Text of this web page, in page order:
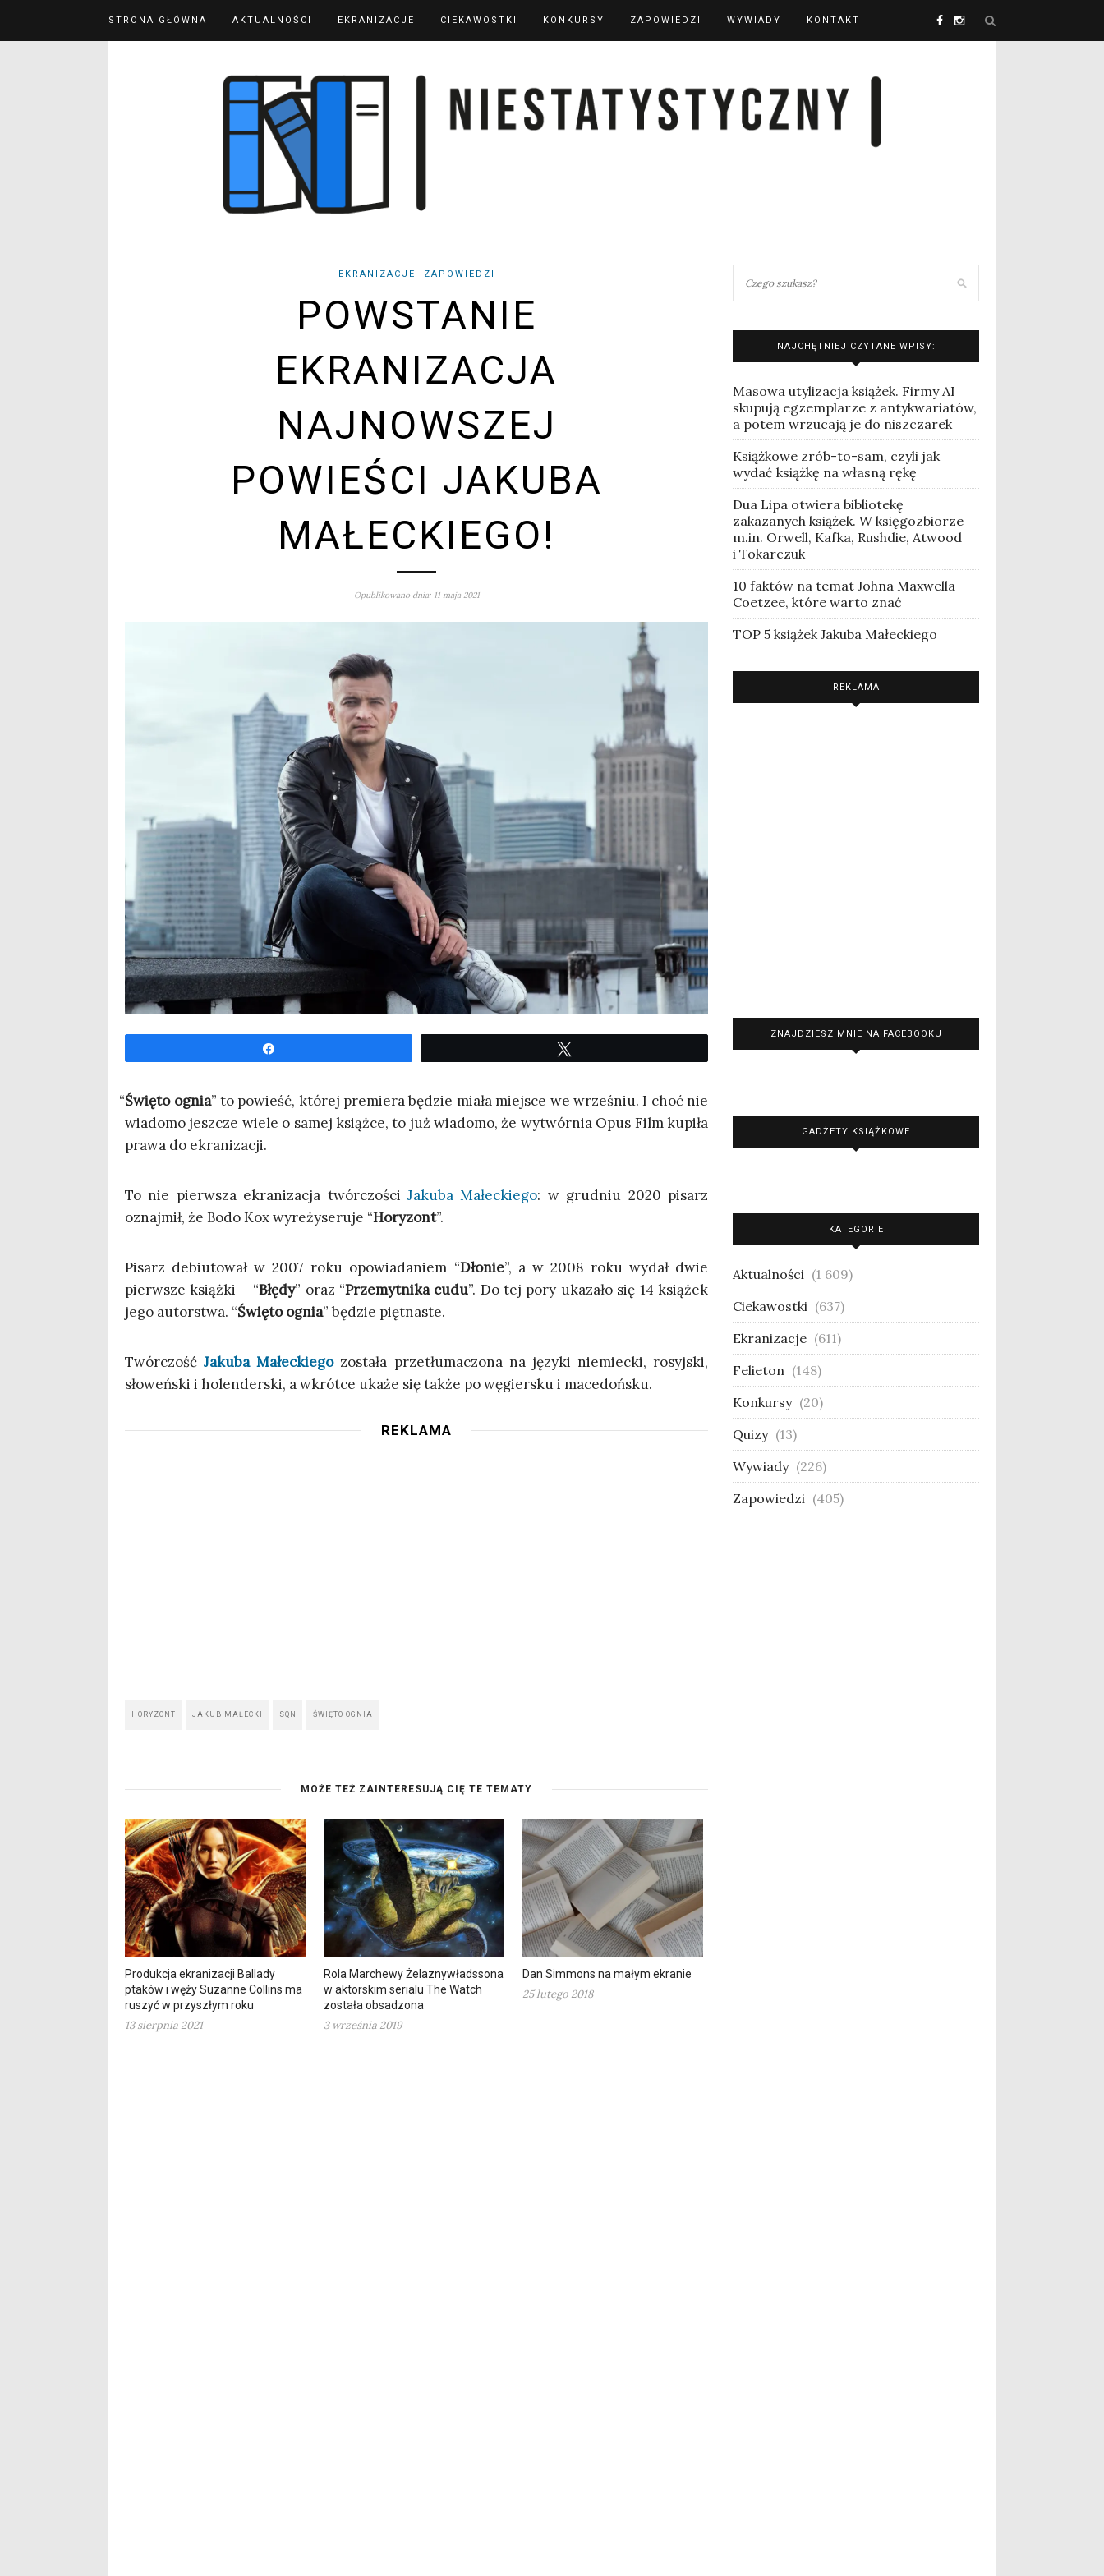
STRONA GŁÓWNA AKTUALNOŚCI EKRANIZACJE CIEKAWOSTKI KONKURSY ZAPOWIEDZI WYWIADY KONTAKT
EKRANIZACJE ZAPOWIEDZI
POWSTANIE
EKRANIZACJA
NAJNOWSZEJ
POWIEŚCI JAKUBA
MAŁECKIEGO!
Opublikowano dnia: 11 maja 2021
“Świę­to ognia” to powieść, któ­rej pre­mie­ra będzie mia­ła miej­sce we wrze­śniu. I choć nie
wia­do­mo jesz­cze wie­le o samej książ­ce, to już wia­do­mo, że wytwór­nia Opus Film kupi­ła
pra­wa do ekranizacji.
To nie pierw­sza ekra­ni­za­cja twór­czo­ści Jaku­ba Małec­kie­go: w grud­niu 2020 pisarz
oznaj­mił, że Bodo Kox wyre­ży­se­ru­je “Hory­zont”.
Pisarz debiu­to­wał w 2007 roku opo­wia­da­niem “Dło­nie”, a w 2008 roku wydał dwie
pierw­sze książ­ki – “Błę­dy” oraz “Prze­myt­ni­ka cudu”. Do tej pory uka­za­ło się 14 ksią­żek
jego autor­stwa. “Świę­to ognia” będzie piętnaste.
Twór­czośćJaku­ba Małec­kie­gozosta­ła prze­tłu­ma­czo­na na języ­ki nie­miec­ki, rosyj­ski,
sło­weń­ski i holen­der­ski, a wkrót­ce uka­że się tak­że po węgier­sku i macedońsku.
REKLAMA
HORYZONT JAKUB MAŁECKI SQN ŚWIĘTO OGNIA
MOŻE TEŻ ZAINTERESUJĄ CIĘ TE TEMATY
Produkcja ekranizacji Ballady
ptaków i węży Suzanne Collins ma
ruszyć w przyszłym roku
13 sierpnia 2021
Rola Marchewy Żelaznywładssona
w aktorskim serialu The Watch
została obsadzona
3 września 2019
Dan Simmons na małym ekranie
25 lutego 2018
NAJCHĘTNIEJ CZYTANE WPISY:
Masowa utylizacja książek. Firmy AI
skupują egzemplarze z antykwariatów,
a potem wrzucają je do niszczarek
Książkowe zrób-to-sam, czyli jak
wydać książkę na własną rękę
Dua Lipa otwiera bibliotekę
zakazanych książek. W księgozbiorze
m.in. Orwell, Kafka, Rushdie, Atwood
i Tokarczuk
10 faktów na temat Johna Maxwella
Coetzee, które warto znać
TOP 5 książek Jakuba Małeckiego
REKLAMA
ZNAJDZIESZ MNIE NA FACEBOOKU
GADŻETY KSIĄŻKOWE
KATEGORIE
Aktualności (1 609)
Ciekawostki (637)
Ekranizacje (611)
Felieton (148)
Konkursy (20)
Quizy (13)
Wywiady (226)
Zapowiedzi (405)